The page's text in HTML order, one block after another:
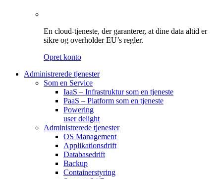
En cloud-tjeneste, der garanterer, at dine data altid er
sikre og overholder EU’s regler.
Opret konto
Administrerede tjenester
Som en Service
IaaS – Infrastruktur som en tjeneste
PaaS – Platform som en tjeneste
Powering
user delight
Administrerede tjenester
OS Management
Applikationsdrift
Databasedrift
Backup
Containerstyring